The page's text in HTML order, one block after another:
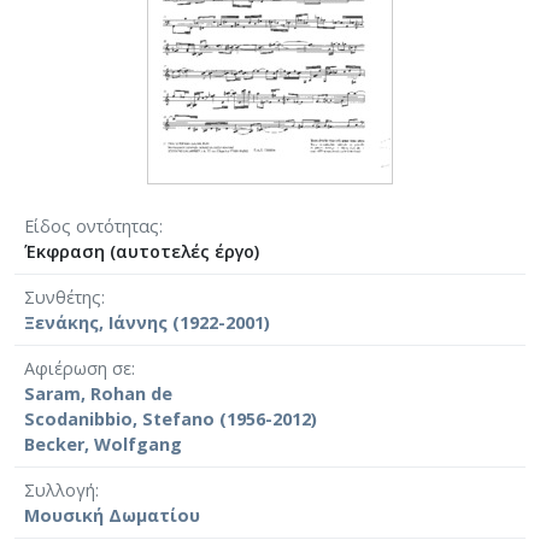
Είδος οντότητας
Έκφραση (αυτοτελές έργο)
Συνθέτης
Ξενάκης, Ιάννης (1922-2001)
Αφιέρωση σε
Saram, Rohan de
Scodanibbio, Stefano (1956-2012)
Becker, Wolfgang
Συλλογή
Μουσική Δωματίου